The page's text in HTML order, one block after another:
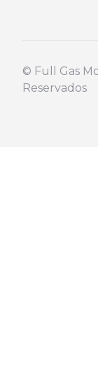
©️ Full Gas
Reservados